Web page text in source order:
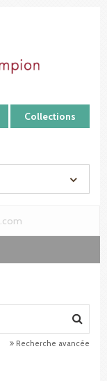
Collections
Recherche avancée